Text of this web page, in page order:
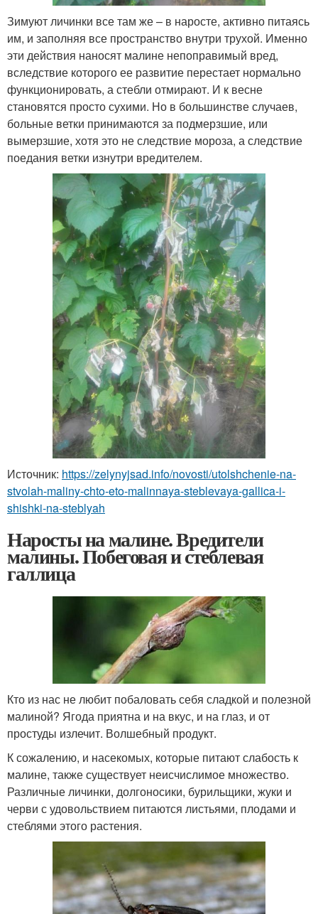
Зимуют личинки все там же – в наросте, активно питаясь
им, и заполняя все пространство внутри трухой. Именно
эти действия наносят малине непоправимый вред,
вследствие которого ее развитие перестает нормально
функционировать, а стебли отмирают. И к весне
становятся просто сухими. Но в большинстве случаев,
больные ветки принимаются за подмерзшие, или
вымерзшие, хотя это не следствие мороза, а следствие
поедания ветки изнутри вредителем.
Источник: https://zelynyjsad.info/novosti/utolshchenie-na-
stvolah-maliny-chto-eto-malinnaya-steblevaya-gallica-i-
shishki-na-steblyah
Наросты на малине. Вредители
малины. Побеговая и стеблевая
галлица
Кто из нас не любит побаловать себя сладкой и полезной
малиной? Ягода приятна и на вкус, и на глаз, и от
простуды излечит. Волшебный продукт.
К сожалению, и насекомых, которые питают слабость к
малине, также существует неисчислимое множество.
Различные личинки, долгоносики, бурильщики, жуки и
черви с удовольствием питаются листьями, плодами и
стеблями этого растения.